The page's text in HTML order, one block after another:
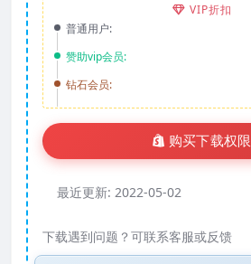
VIP折扣
普通用户:
赞助vip会员:
钻石会员:
购买下载权限
最近更新: 2022-05-02
下载遇到问题？可联系客服或反馈